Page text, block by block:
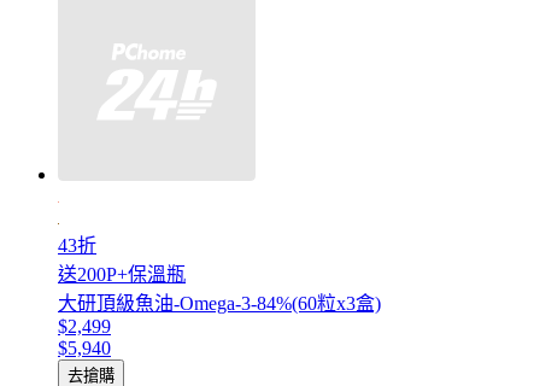
43折
送200P+保溫瓶
大研頂級魚油-Omega-3-84%(60粒x3盒)
$2,499
$5,940
去搶購